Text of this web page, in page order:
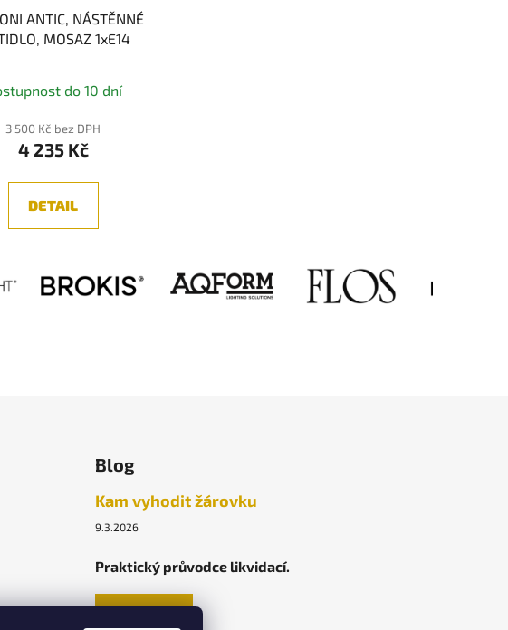
ANTIC, NÁSTĚNNÉ
MOSAZ 1xE14
do 10 dní
3 500 Kč bez DPH
4 235 Kč
DETAIL
Blog
Kam vyhodit žárovku
9.3.2026
Praktický průvodce likvidací.